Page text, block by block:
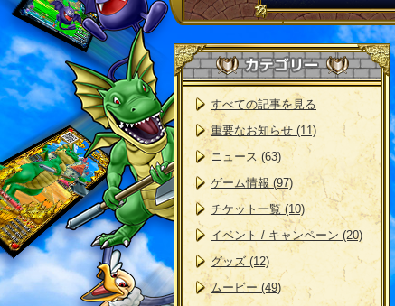
すべての記事を見る
重要なお知らせ (11)
ニュース (63)
ゲーム情報 (97)
チケット一覧 (10)
イベント / キャンペーン (20)
グッズ (12)
ムービー (49)